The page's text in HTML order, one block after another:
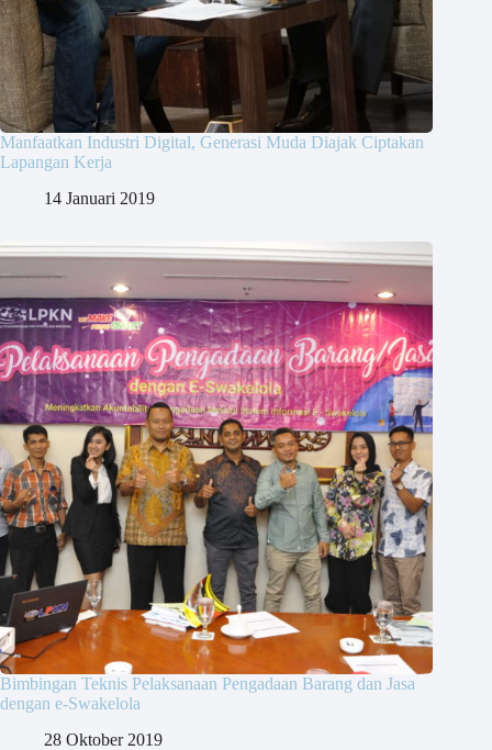
Manfaatkan Industri Digital, Generasi Muda Diajak Ciptakan
Lapangan Kerja
14 Januari 2019
Bimbingan Teknis Pelaksanaan Pengadaan Barang dan Jasa
dengan e-Swakelola
28 Oktober 2019